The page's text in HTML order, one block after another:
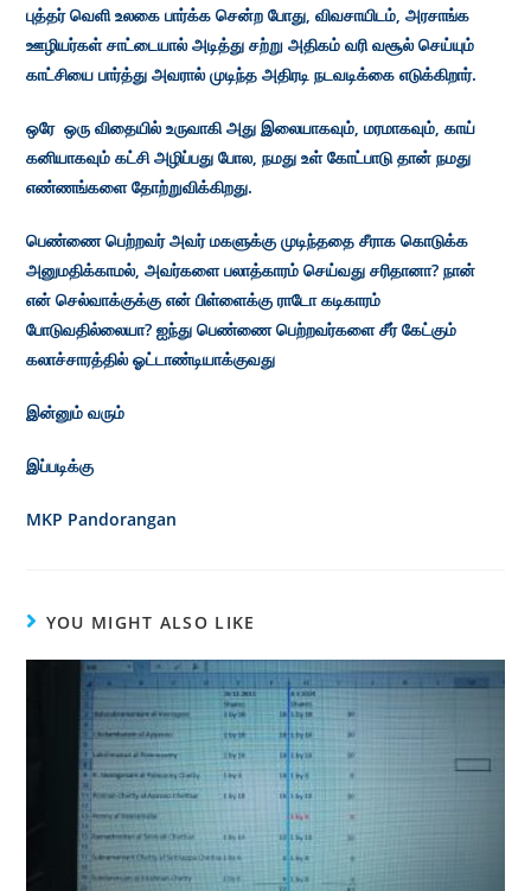
புத்தர் வெளி உலகை பார்க்க சென்ற போது, விவசாயிடம், அரசாங்க
ஊழியர்கள் சாட்டையால் அடித்து சற்று அதிகம் வரி வசூல் செய்யும்
காட்சியை பார்த்து அவரால் முடிந்த அதிரடி நடவடிக்கை எடுக்கிறார்.
ஒரே ஒரு விதையில் உருவாகி அது இலையாகவும், மரமாகவும், காய்
கனியாகவும் கட்சி அழிப்பது போல, நமது உள் கோட்பாடு தான் நமது
எண்ணங்களை தோற்றுவிக்கிறது.
பெண்ணை பெற்றவர் அவர் மகளுக்கு முடிந்ததை சீராக கொடுக்க
அனுமதிக்காமல், அவர்களை பலாத்காரம் செய்வது சரிதானா? நான்
என் செல்வாக்குக்கு என் பிள்ளைக்கு ராடோ கடிகாரம்
போடுவதில்லையா? ஐந்து பெண்ணை பெற்றவர்களை சீர் கேட்கும்
கலாச்சாரத்தில் ஓட்டாண்டியாக்குவது
இன்னும் வரும்
இப்படிக்கு
MKP Pandorangan
YOU MIGHT ALSO LIKE